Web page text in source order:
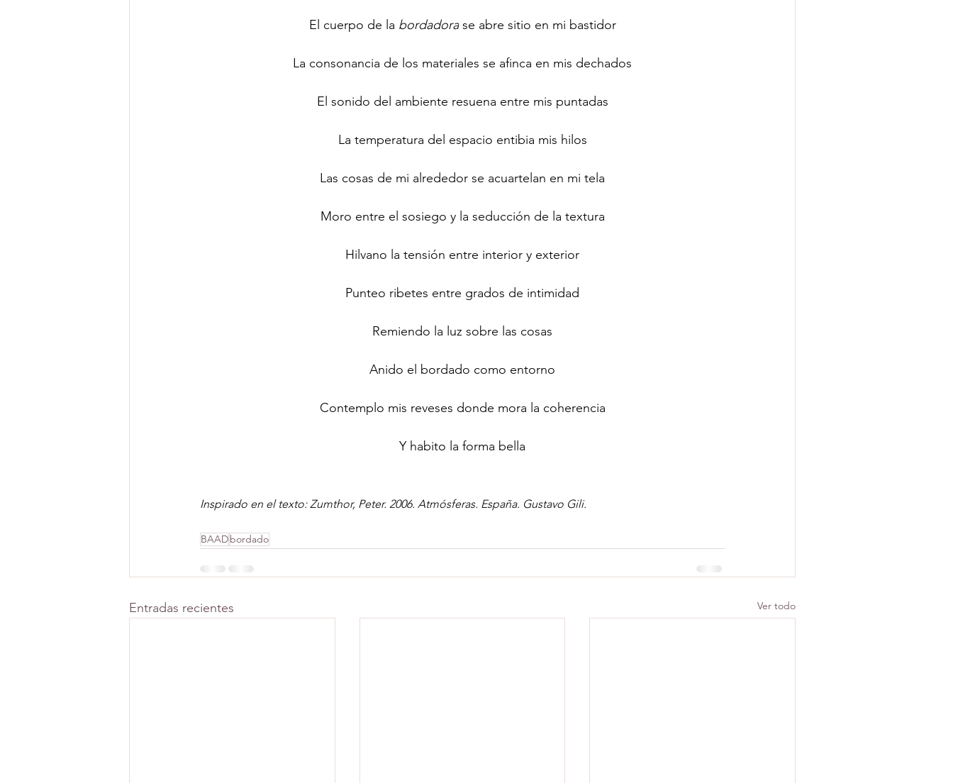
El cuerpo de la bordadora se abre sitio en mi bastidor
La consonancia de los materiales se afinca en mis dechados
El sonido del ambiente resuena entre mis puntadas
La temperatura del espacio entibia mis hilos
Las cosas de mi alrededor se acuartelan en mi tela
Moro entre el sosiego y la seducción de la textura
Hilvano la tensión entre interior y exterior
Punteo ribetes entre grados de intimidad
Remiendo la luz sobre las cosas
Anido el bordado como entorno
Contemplo mis reveses donde mora la coherencia
Y habito la forma bella
Inspirado en el texto: Zumthor, Peter. 2006. Atmósferas. España. Gustavo Gili.
BAADbordado
Entradas recientes Ver todo